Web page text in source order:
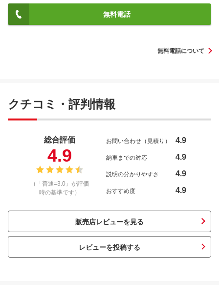
無料電話
無料電話について
クチコミ・評判情報
総合評価
4.9
（「普通=3.0」が評価
時の基準です）
お問い合わせ（見積り） 4.9
納車までの対応 4.9
説明の分かりやすさ 4.9
おすすめ度 4.9
販売店レビューを見る
レビューを投稿する